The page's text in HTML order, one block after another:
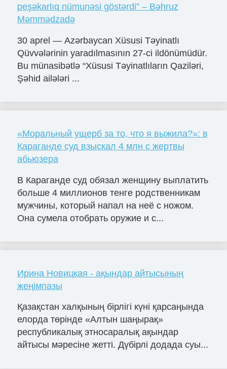
peşəkarlıq nümunəsi göstərdi” – Bəhruz
Məmmədzadə
30 aprel — Azərbaycan Xüsusi Təyinatlı
Qüvvələrinin yaradılmasının 27-ci ildönümüdür.
Bu münasibətlə “Xüsusi Təyinatlıların Qaziləri,
Şəhid ailələri ...
«Моральный ущерб за то, что я выжила?»: в
Караганде суд взыскал 4 млн с жертвы
абьюзера
В Караганде суд обязал женщину выплатить
больше 4 миллионов тенге родственникам
мужчины, который напал на неё с ножом.
Она сумела отобрать оружие и с...
Ирина Новицкая - ақындар айтысының
жеңімпазы
Қазақстан халқының бірлігі күні қарсаңында
елорда төрінде «Алтын шаңырақ»
республикалық этносаралық ақындар
айтысы мәресіне жетті. Дүбірлі додада суы...